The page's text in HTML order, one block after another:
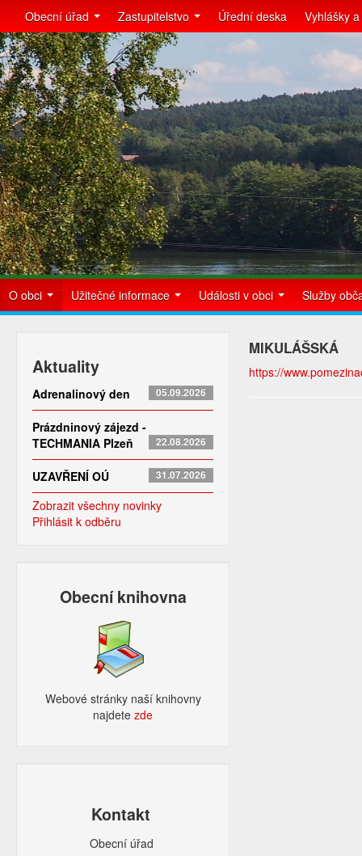
Obecní úřad Zastupitelstvo Úřední deska Vyhlášky
O obci Užitečné informace Události v obci Služby
Aktuality
Adrenalinový den 05.09.2026
Prázdninový zájezd -
TECHMANIA Plzeň
22.08.2026
UZAVŘENÍ OÚ 31.07.2026
Zobrazit všechny novinky
Přihlásit k odběru
Obecní knihovna
Webové stránky naší knihovny
najdetezde​
Kontakt
Obecní úřad
MIKULÁŠSKÁ
https://